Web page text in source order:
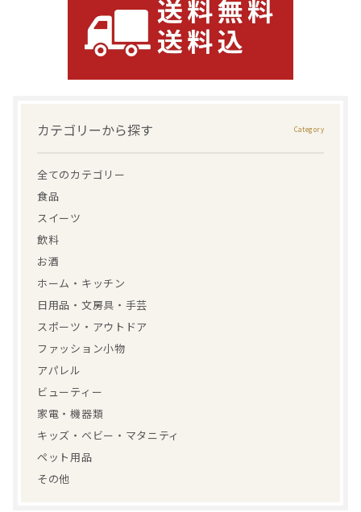
カテゴリーから探す
全てのカテゴリー
食品
スイーツ
飲料
お酒
ホーム・キッチン
日用品・文房具・手芸
スポーツ・アウトドア
ファッション小物
アパレル
ビューティー
家電・機器類
キッズ・ベビー・マタニティ
ペット用品
その他